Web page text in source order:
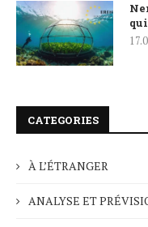
CATEGORIES
À L’ÉTRANGER
ANALYSE ET